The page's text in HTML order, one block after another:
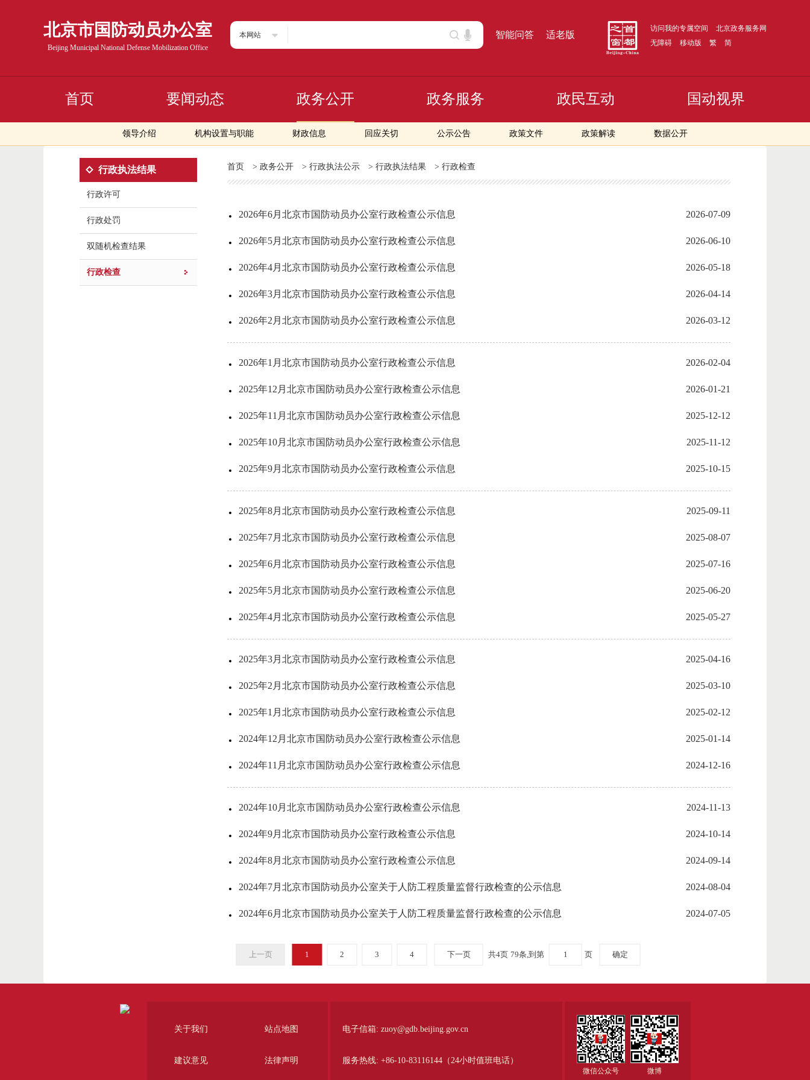
北京市国防动员办公室
Beijing Municipal National Defense Mobilization Office
本网站 智能问答 适老版
访问我的专属空间
北京政务服务网
无障碍
移动版 繁 简
首页 要闻动态 政务公开
领导介绍 机构设置与职能 财政信息 回应关切 公示公告 政策文件 政策解读 数据公开
政务服务 政民互动 国动视界
行政执法结果
行政许可
行政处罚
双随机检查结果
行政检查
首页 > 政务公开 > 行政执法公示 > 行政执法结果 > 行政检查
2026年6月北京市国防动员办公室行政检查公示信息 2026-07-09
2026年5月北京市国防动员办公室行政检查公示信息 2026-06-10
2026年4月北京市国防动员办公室行政检查公示信息 2026-05-18
2026年3月北京市国防动员办公室行政检查公示信息 2026-04-14
2026年2月北京市国防动员办公室行政检查公示信息 2026-03-12
2026年1月北京市国防动员办公室行政检查公示信息 2026-02-04
2025年12月北京市国防动员办公室行政检查公示信息 2026-01-21
2025年11月北京市国防动员办公室行政检查公示信息 2025-12-12
2025年10月北京市国防动员办公室行政检查公示信息 2025-11-12
2025年9月北京市国防动员办公室行政检查公示信息 2025-10-15
2025年8月北京市国防动员办公室行政检查公示信息 2025-09-11
2025年7月北京市国防动员办公室行政检查公示信息 2025-08-07
2025年6月北京市国防动员办公室行政检查公示信息 2025-07-16
2025年5月北京市国防动员办公室行政检查公示信息 2025-06-20
2025年4月北京市国防动员办公室行政检查公示信息 2025-05-27
2025年3月北京市国防动员办公室行政检查公示信息 2025-04-16
2025年2月北京市国防动员办公室行政检查公示信息 2025-03-10
2025年1月北京市国防动员办公室行政检查公示信息 2025-02-12
2024年12月北京市国防动员办公室行政检查公示信息 2025-01-14
2024年11月北京市国防动员办公室行政检查公示信息 2024-12-16
2024年10月北京市国防动员办公室行政检查公示信息 2024-11-13
2024年9月北京市国防动员办公室行政检查公示信息 2024-10-14
2024年8月北京市国防动员办公室行政检查公示信息 2024-09-14
2024年7月北京市国防动员办公室关于人防工程质量监督行政检查的公示信息 2024-08-04
2024年6月北京市国防动员办公室关于人防工程质量监督行政检查的公示信息 2024-07-05
上一页 1 2 3 4 下一页 共4页 79条,到第 页 确定
关于我们 站点地图
建议意见 法律声明
电子信箱: zuoy@gdb.beijing.gov.cn
服务热线: +86-10-83116144（24小时值班电话）
微信公众号 微博